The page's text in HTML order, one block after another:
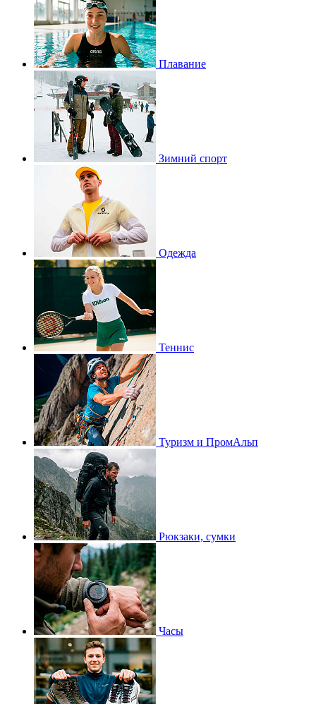
Плавание
Зимний спорт
Одежда
Теннис
Туризм и ПромАльп
Рюкзаки, сумки
Часы